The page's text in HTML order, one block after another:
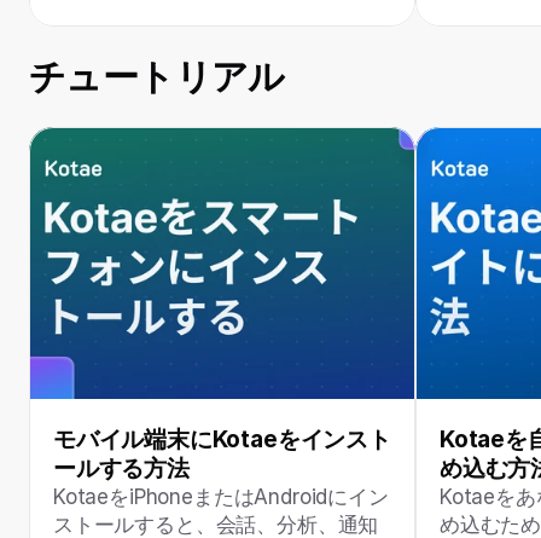
チュートリアル
モバイル端末にKotaeをインスト
ールする方法
KotaeをiPhoneまたはAndroidにイン
ストールすると、会話、分析、通知
Kotaeを
め込む方
Kotaeを
め込むた